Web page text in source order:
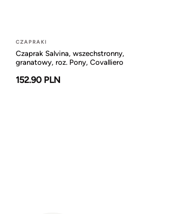
CZAPRAKI
Czaprak Salvina, wszechstronny,
granatowy, roz. Pony, Covalliero
152.90 PLN